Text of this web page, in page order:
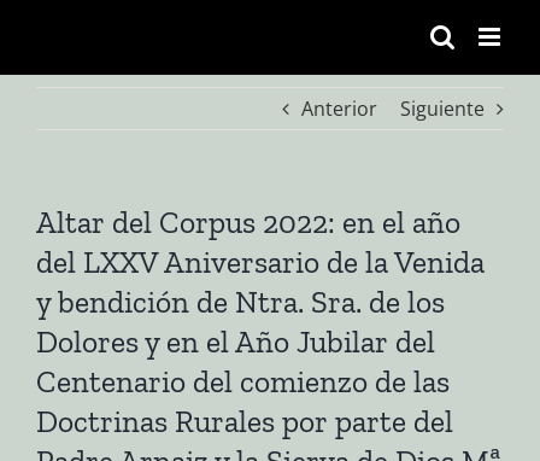
contenido
Anterior
Siguiente
Altar del Corpus 2022: en el año
del LXXV Aniversario de la Venida
y bendición de Ntra. Sra. de los
Dolores y en el Año Jubilar del
Centenario del comienzo de las
Doctrinas Rurales por parte del